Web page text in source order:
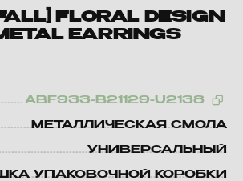
FLORAL DESIGN
EARRINGS
ABF933-B21129-U2138
МЕТАЛЛИЧЕСКАЯ СМОЛА
УНИВЕРСАЛЬНЫЙ
УПАКОВОЧНОЙ КОРОБКИ